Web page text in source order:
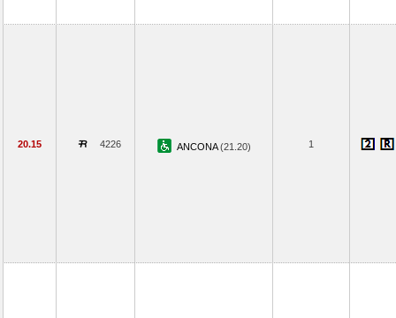
20.15 4226 ANCONA(21.20) 1